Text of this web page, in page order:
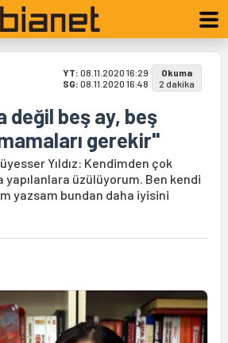
YT: 08.11.2020 16:29
SG: 08.11.2020 16:48
Okuma
2 dakika
değil beş ay, beş
gerekir"
Yıldız: Kendimden çok
yapılanlara üzülüyorum. Ben kendi
yazsam bundan daha iyisini